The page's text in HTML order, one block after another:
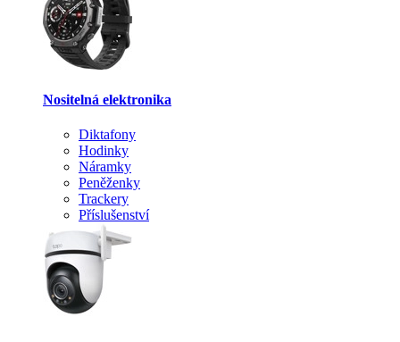
Nositelná elektronika
Diktafony
Hodinky
Náramky
Peněženky
Trackery
Příslušenství